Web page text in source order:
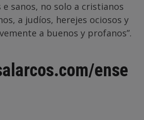
sanos, no solo a cristianos
a judíos, herejes ociosos y
a buenos y profanos”.
ense